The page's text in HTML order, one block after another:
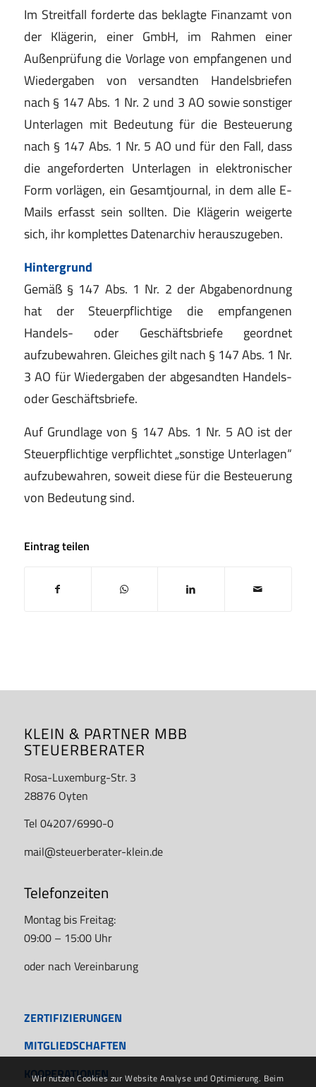
Im Streitfall forderte das beklagte Finanzamt von
der Klägerin, einer GmbH, im Rahmen einer
Außenprüfung die Vorlage von empfangenen und
Wiedergaben von versandten Handelsbriefen
nach § 147 Abs. 1 Nr. 2 und 3 AO sowie sonstiger
Unterlagen mit Bedeutung für die Besteuerung
nach § 147 Abs. 1 Nr. 5 AO und für den Fall, dass
die angeforderten Unterlagen in elektronischer
Form vorlägen, ein Gesamtjournal, in dem alle E-
Mails erfasst sein sollten. Die Klägerin weigerte
sich, ihr komplettes Datenarchiv herauszugeben.
Hintergrund
Gemäß § 147 Abs. 1 Nr. 2 der Abgabenordnung
hat der Steuerpflichtige die empfangenen
Handels- oder Geschäftsbriefe geordnet
aufzubewahren. Gleiches gilt nach § 147 Abs. 1 Nr.
3 AO für Wiedergaben der abgesandten Handels-
oder Geschäftsbriefe.
Auf Grundlage von § 147 Abs. 1 Nr. 5 AO ist der
Steuerpflichtige verpflichtet „sonstige Unterlagen“
aufzubewahren, soweit diese für die Besteuerung
von Bedeutung sind.
Eintrag teilen
KLEIN & PARTNER MBB
STEUERBERATER
Rosa-Luxemburg-Str. 3
28876 Oyten
Tel 04207/6990-0
mail@steuerberater-klein.de
Telefonzeiten
Montag bis Freitag:
09:00 – 15:00 Uhr
oder nach Vereinbarung
ZERTIFIZIERUNGEN
MITGLIEDSCHAFTEN
KOOPERATIONEN
Wir nutzen Cookies zur Website Analyse und Optimierung. Beim